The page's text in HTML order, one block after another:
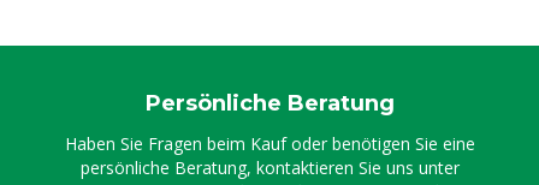
Persönliche Beratung
Haben Sie Fragen beim Kauf oder benötigen Sie eine
persönliche Beratung, kontaktieren Sie uns unter